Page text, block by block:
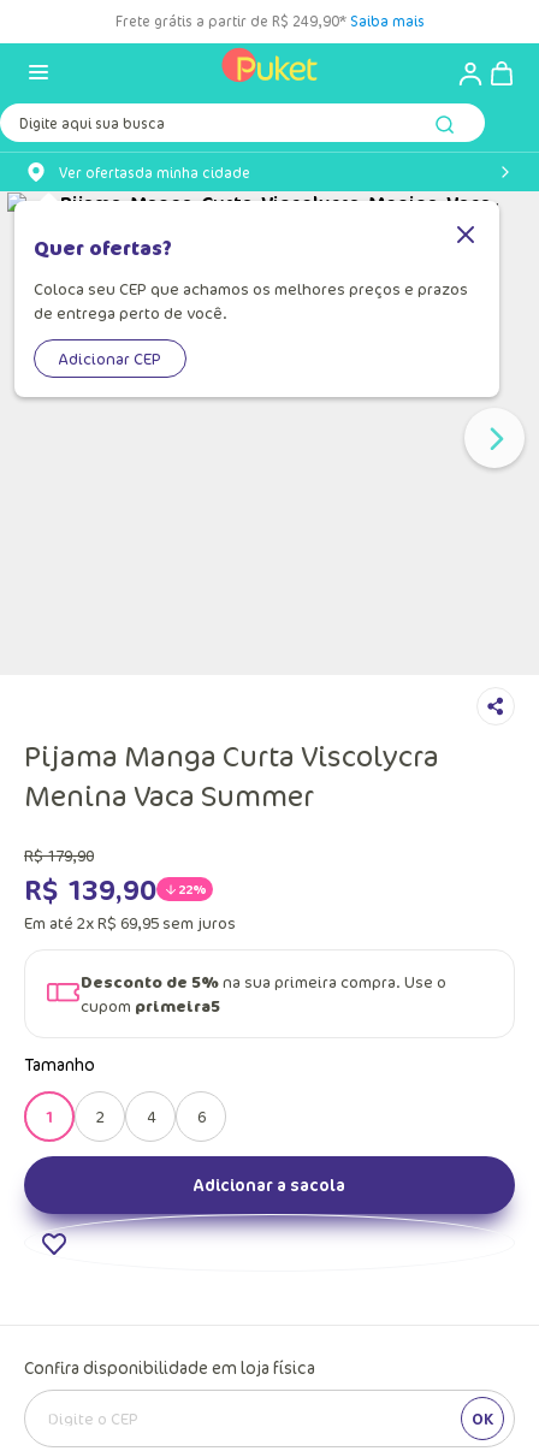
Frete grátis a partir de R$ 249,90* Saiba mais
Digite aqui sua busca
Ver ofertasda minha cidade
Quer ofertas?
Coloca seu CEP que achamos os melhores preços e prazos
de entrega perto de você.
Adicionar CEP
Pijama Manga Curta Viscolycra
Menina Vaca Summer
R$179,90
R$ 139,90 22%
Em até 2xR$ 69,95 sem juros
Desconto de 5%na sua primeira compra. Use o
cupom primeira5
Tamanho
1 2 4 6
Adicionar a sacola
Confira disponibilidade em loja física